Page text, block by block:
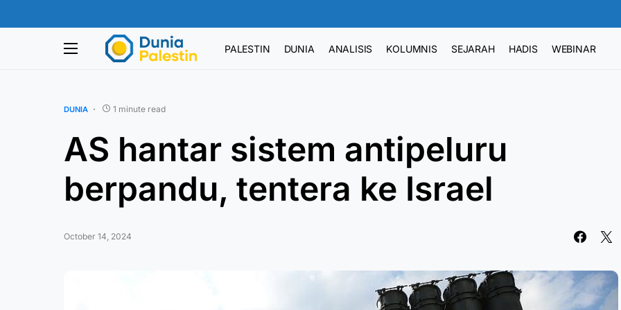
PALESTIN DUNIA ANALISIS KOLUMNIS SEJARAH HADIS WEBINAR
DUNIA 1 minute read
AS hantar sistem antipeluru
berpandu, tentera ke Israel
October 14, 2024